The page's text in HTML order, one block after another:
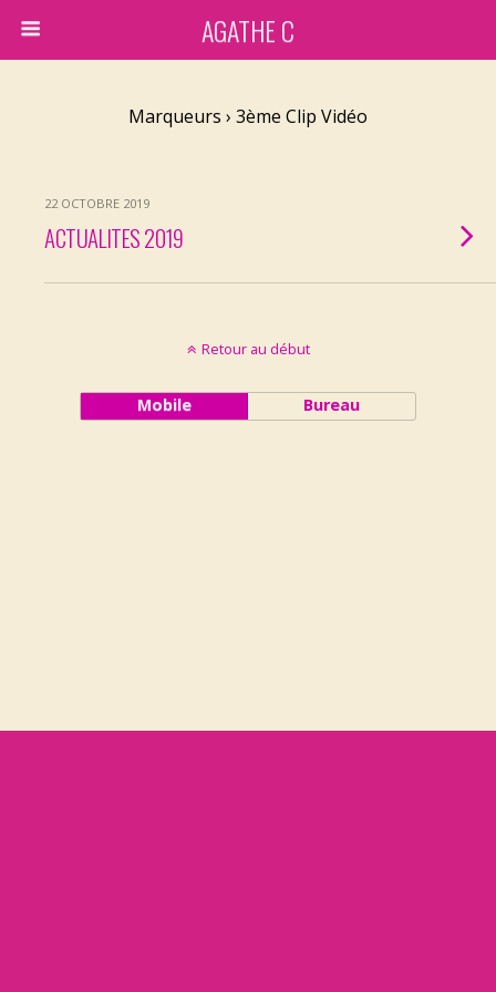
AGATHE C
Marqueurs › 3ème Clip Vidéo
22 OCTOBRE 2019
ACTUALITES 2019
Retour au début
Mobile Bureau